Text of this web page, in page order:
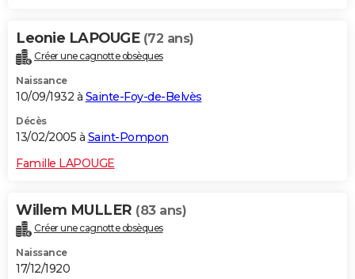
Leonie LAPOUGE (72 ans)
Créer une cagnotte obsèques
Naissance
10/09/1932 à Sainte-Foy-de-Belvès
Décès
13/02/2005 à Saint-Pompon
Famille LAPOUGE
Willem MULLER (83 ans)
Créer une cagnotte obsèques
Naissance
17/12/1920